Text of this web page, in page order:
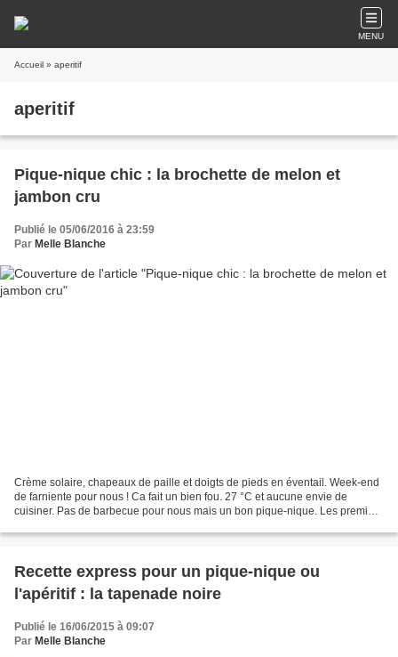
MENU
Accueil » aperitif
aperitif
Pique-nique chic : la brochette de melon et
jambon cru
Publié le 05/06/2016 à 23:59
Par Melle Blanche
Crème solaire, chapeaux de paille et doigts de pieds en éventail. Week-end
de farniente pour nous ! Ca fait un bien fou. 27 °C et aucune envie de
cuisiner. Pas de barbecue pour nous mais un bon pique-nique. Les premiers
Recette express pour un pique-nique ou
l'apéritif : la tapenade noire
Publié le 16/06/2015 à 09:07
Par Melle Blanche